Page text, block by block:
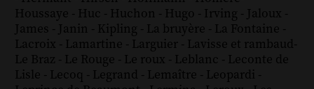
Houssaye - Huc - Huchon - Hugo - Irving - Jaloux -
James - Janin - Kipling - La bruyère - La Fontaine -
Lacroix - Lamartine - Larguier - Lavisse et rambaud-
Le Braz - Le Rouge - Le roux - Leblanc - Leconte de
Lisle - Lecoq - Legrand - Lemaître - Leopardi -